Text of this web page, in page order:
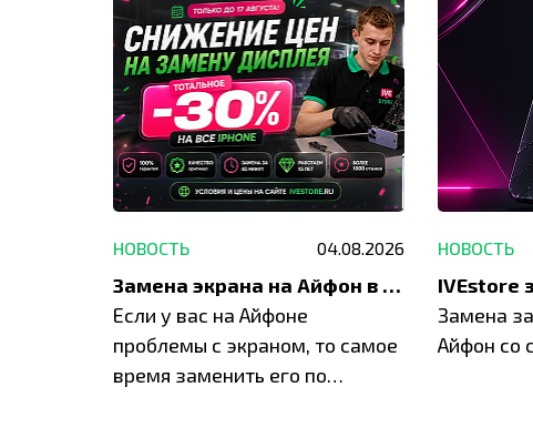
НОВОСТЬ 04.08.2026
Замена экрана на Айфон в Москве и Балашихе
Если у вас на Айфоне
проблемы с экраном, то самое
время заменить его по
НОВОСТЬ
Замена
Айфон со